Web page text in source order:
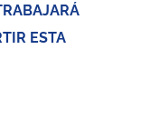
ESTA